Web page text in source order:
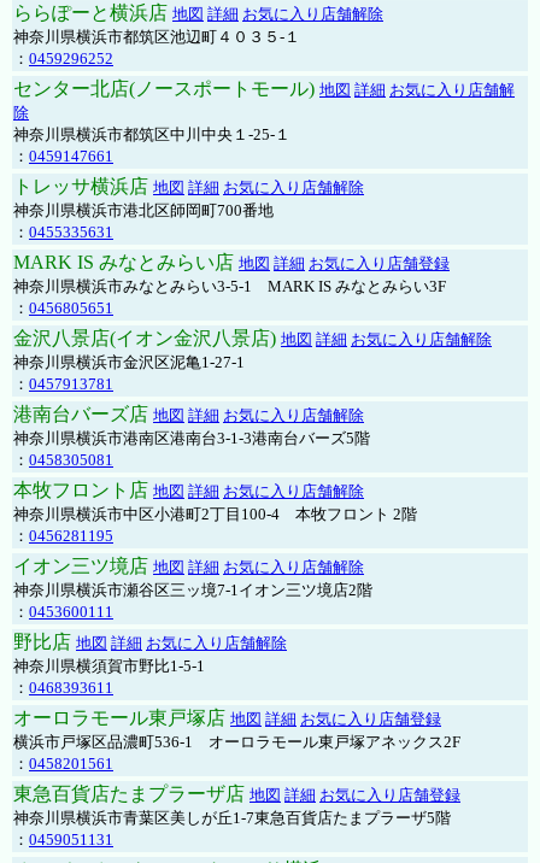
ららぽーと横浜店 地図 詳細 お気に入り店舗解除
神奈川県横浜市都筑区池辺町４０３５-１
： 0459296252
センター北店(ノースポートモール) 地図 詳細 お気に入り店舗解
除
神奈川県横浜市都筑区中川中央１-25-１
： 0459147661
トレッサ横浜店 地図 詳細 お気に入り店舗解除
神奈川県横浜市港北区師岡町700番地
： 0455335631
MARK IS みなとみらい店 地図 詳細 お気に入り店舗登録
神奈川県横浜市みなとみらい3-5-1 MARK IS みなとみらい3F
： 0456805651
金沢八景店(イオン金沢八景店) 地図 詳細 お気に入り店舗解除
神奈川県横浜市金沢区泥亀1-27-1
： 0457913781
港南台バーズ店 地図 詳細 お気に入り店舗解除
神奈川県横浜市港南区港南台3-1-3港南台バーズ5階
： 0458305081
本牧フロント店 地図 詳細 お気に入り店舗解除
神奈川県横浜市中区小港町2丁目100-4 本牧フロント 2階
： 0456281195
イオン三ツ境店 地図 詳細 お気に入り店舗解除
神奈川県横浜市瀬谷区三ッ境7-1イオン三ツ境店2階
： 0453600111
野比店 地図 詳細 お気に入り店舗解除
神奈川県横須賀市野比1-5-1
： 0468393611
オーロラモール東戸塚店 地図 詳細 お気に入り店舗登録
横浜市戸塚区品濃町536-1 オーロラモール東戸塚アネックス2F
： 0458201561
東急百貨店たまプラーザ店 地図 詳細 お気に入り店舗登録
神奈川県横浜市青葉区美しが丘1-7東急百貨店たまプラーザ5階
： 0459051131